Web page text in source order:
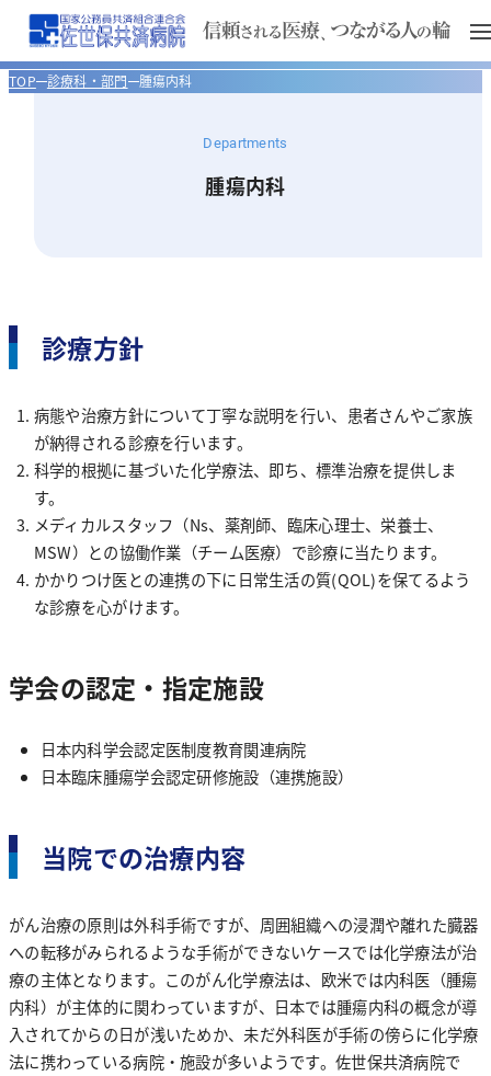
外来診療担当医表
セカンドオピニオン外来について
入院時の携帯品について
入院費について
治療と看護
入院時のお願い
入院セットについて
救急診療のご案内
検査・診療施設
フロアマップ
交通アクセス
マイナ保険証
糖尿病教室
消化器内科
消化器内視鏡センター
腫瘍内科
呼吸器内科
小児科
外科
リハビリテーション科
技士長あいさつ
言語聴覚療法について
教育体制
採用情報
医師紹介
産婦人科
外来診療担当医表・医師紹介
眼科
歯科口腔外科・インプラント
麻酔科
病院概要
沿革
理念と基本方針
ミッションステートメント
治験・臨床研究
認定及び施設基準等
患者さんの権利
宗教的輸⾎拒否に関する当院の基本⽅針
医療連携室
紹介患者予約センター
保険薬局の方へ
栄養指導が必要な患者さんについて
臨床研修について
臨床研修の特色
研修プログラム
研修環境について
先輩の声
健診センター
健康教室 YouTube
お問い合わせ
Outpatient doctor
採用情報 健診センター
0956-22-5136
TOP 診療科・部門 腫瘍内科
Departments
腫瘍内科
診療方針
病態や治療方針について丁寧な説明を行い、患者さんやご家族
が納得される診療を行います。
科学的根拠に基づいた化学療法、即ち、標準治療を提供しま
す。
メディカルスタッフ（Ns、薬剤師、臨床心理士、栄養士、
MSW）との協働作業（チーム医療）で診療に当たります。
かかりつけ医との連携の下に日常生活の質(QOL)を保てるよう
な診療を心がけます。
学会の認定・指定施設
日本内科学会認定医制度教育関連病院
日本臨床腫瘍学会認定研修施設（連携施設）
当院での治療内容
がん治療の原則は外科手術ですが、周囲組織への浸潤や離れた臓器
への転移がみられるような手術ができないケースでは化学療法が治
療の主体となります。このがん化学療法は、欧米では内科医（腫瘍
内科）が主体的に関わっていますが、日本では腫瘍内科の概念が導
入されてからの日が浅いためか、未だ外科医が手術の傍らに化学療
法に携わっている病院・施設が多いようです。佐世保共済病院で